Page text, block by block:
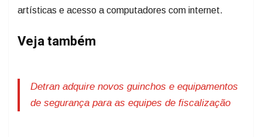
artísticas e acesso a computadores com internet.
Veja também
Detran adquire novos guinchos e equipamentos
de segurança para as equipes de fiscalização